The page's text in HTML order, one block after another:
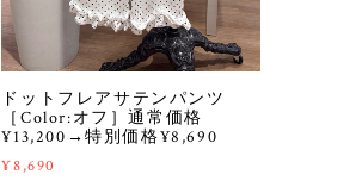
ドットフレアサテンパンツ
［Color:オフ］通常価格
¥13,200→特別価格¥8,690
¥8,690